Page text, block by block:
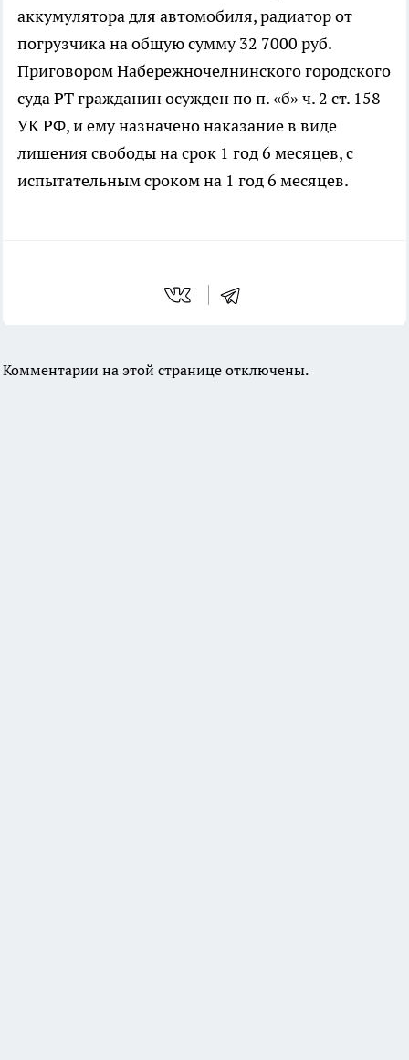
аккумулятора для автомобиля, радиатор от
погрузчика на общую сумму 32 7000 руб.
Приговором Набережночелнинского городского
суда РТ гражданин осужден по п. «б» ч. 2 ст. 158
УК РФ, и ему назначено наказание в виде
лишения свободы на срок 1 год 6 месяцев, с
испытательным сроком на 1 год 6 месяцев.
Комментарии на этой странице отключены.